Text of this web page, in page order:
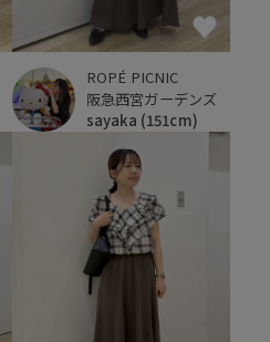
ROPÉ PICNIC
阪急西宮ガーデンズ
sayaka (151cm)